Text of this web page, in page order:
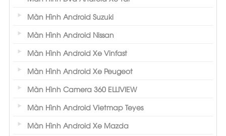
Màn Hình Android Suzuki
Màn Hình Android Nissan
Màn Hình Android Xe Vinfast
Màn Hình Android Xe Peugeot
Màn Hình Camera 360 ELLIVIEW
Màn Hình Android Vietmap Teyes
Màn Hình Android Xe Mazda